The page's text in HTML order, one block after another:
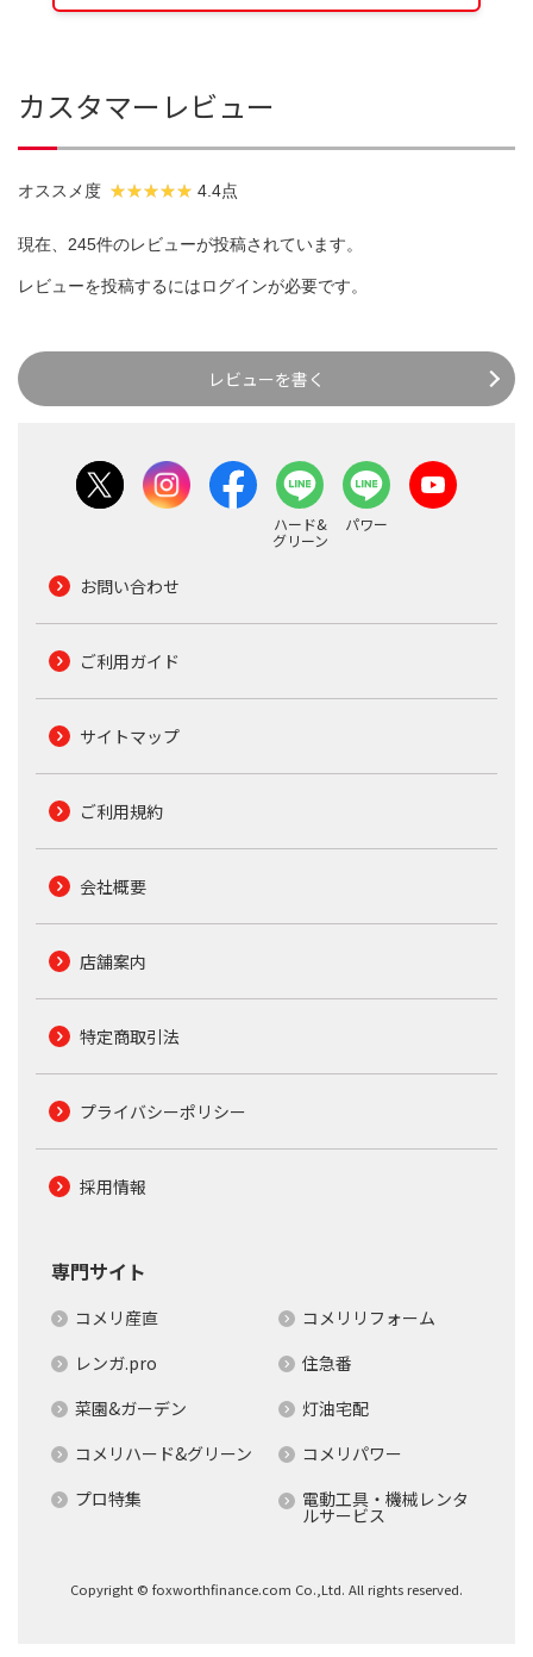
カスタマーレビュー
オススメ度 4.4点
現在、245件のレビューが投稿されています。
レビューを投稿するにはログインが必要です。
レビューを書く
ハード&
グリーン
パワー
お問い合わせ
ご利用ガイド
サイトマップ
ご利用規約
会社概要
店舗案内
特定商取引法
プライバシーポリシー
採用情報
専門サイト
コメリ産直
コメリリフォーム
レンガ.pro
住急番
菜園&ガーデン
灯油宅配
コメリハード&グリーン
コメリパワー
プロ特集
電動工具・機械レンタ
ルサービス
Copyright © foxworthfinance.com Co.,Ltd. All rights reserved.